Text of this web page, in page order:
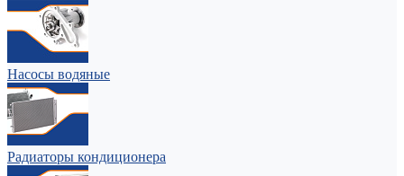
Насосы водяные
Радиаторы кондиционера